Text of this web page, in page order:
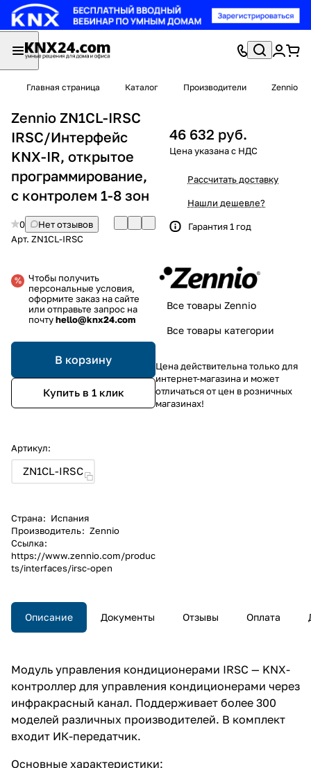
Главная страница Каталог Производители Zennio
Zennio ZN1CL-IRSC
IRSC/Интерфейс
KNX-IR, открытое
программирование,
с контролем 1-8 зон
0
Нет отзывов
Арт. ZN1CL-IRSC
Чтобы получить
персональные условия,
оформите заказ на сайте
или отправьте запрос на
почтуhello@knx24.com
В корзину
Купить в 1 клик
Артикул:
ZN1CL-IRSC
Страна: Испания
Производитель: Zennio
Ссылка:
https://www.zennio.com/produc
ts/interfaces/irsc-open
46 632 руб.
Рассчитать доставку
Нашли дешевле?
Гарантия 1 год
Все товары Zennio
Все товары категории
Цена действительна только для
интернет-магазина и может
отличаться от цен в розничных
магазинах!
Описание Документы Отзывы Оплата
Модуль управления кондиционерами IRSC — KNX-
контроллер для управления кондиционерами через
инфракрасный канал. Поддерживает более 300
моделей различных производителей. В комплект
входит ИК-передатчик.
Основные характеристики: